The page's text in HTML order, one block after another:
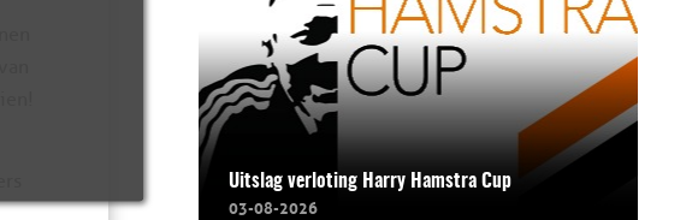
Uitslag verloting Harry Hamstra Cup
03-08-2026